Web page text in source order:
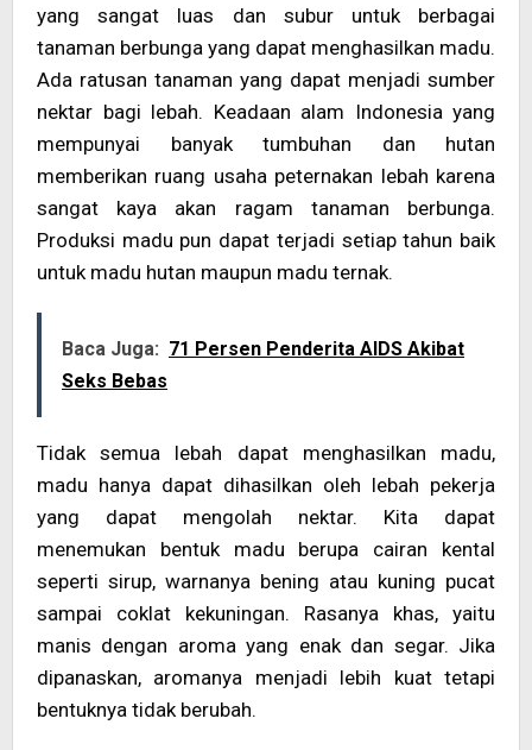
yang sangat luas dan subur untuk berbagai
tanaman berbunga yang dapat menghasilkan madu.
Ada ratusan tanaman yang dapat menjadi sumber
nektar bagi lebah. Keadaan alam Indonesia yang
mempunyai banyak tumbuhan dan hutan
memberikan ruang usaha peternakan lebah karena
sangat kaya akan ragam tanaman berbunga.
Produksi madu pun dapat terjadi setiap tahun baik
untuk madu hutan maupun madu ternak.
Baca Juga: 71 Persen Penderita AIDS Akibat
Seks Bebas
Tidak semua lebah dapat menghasilkan madu,
madu hanya dapat dihasilkan oleh lebah pekerja
yang dapat mengolah nektar. Kita dapat
menemukan bentuk madu berupa cairan kental
seperti sirup, warnanya bening atau kuning pucat
sampai coklat kekuningan. Rasanya khas, yaitu
manis dengan aroma yang enak dan segar. Jika
dipanaskan, aromanya menjadi lebih kuat tetapi
bentuknya tidak berubah.